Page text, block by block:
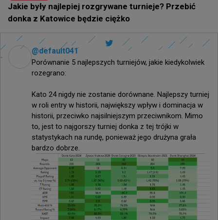
Jakie były najlepiej rozgrywane turnieje? Przebić
donka z Katowice będzie ciężko
@default041
Porównanie 5 najlepszych turniejów, jakie kiedykolwiek
rozegrano:
Kato 24 nigdy nie zostanie dorównane. Najlepszy turniej
w roli entry w historii, największy wpływ i dominacja w
historii, przeciwko najsilniejszym przeciwnikom. Mimo
to, jest to najgorszy turniej donka z tej trójki w
statystykach na rundę, ponieważ jego drużyna grała
bardzo dobrze.